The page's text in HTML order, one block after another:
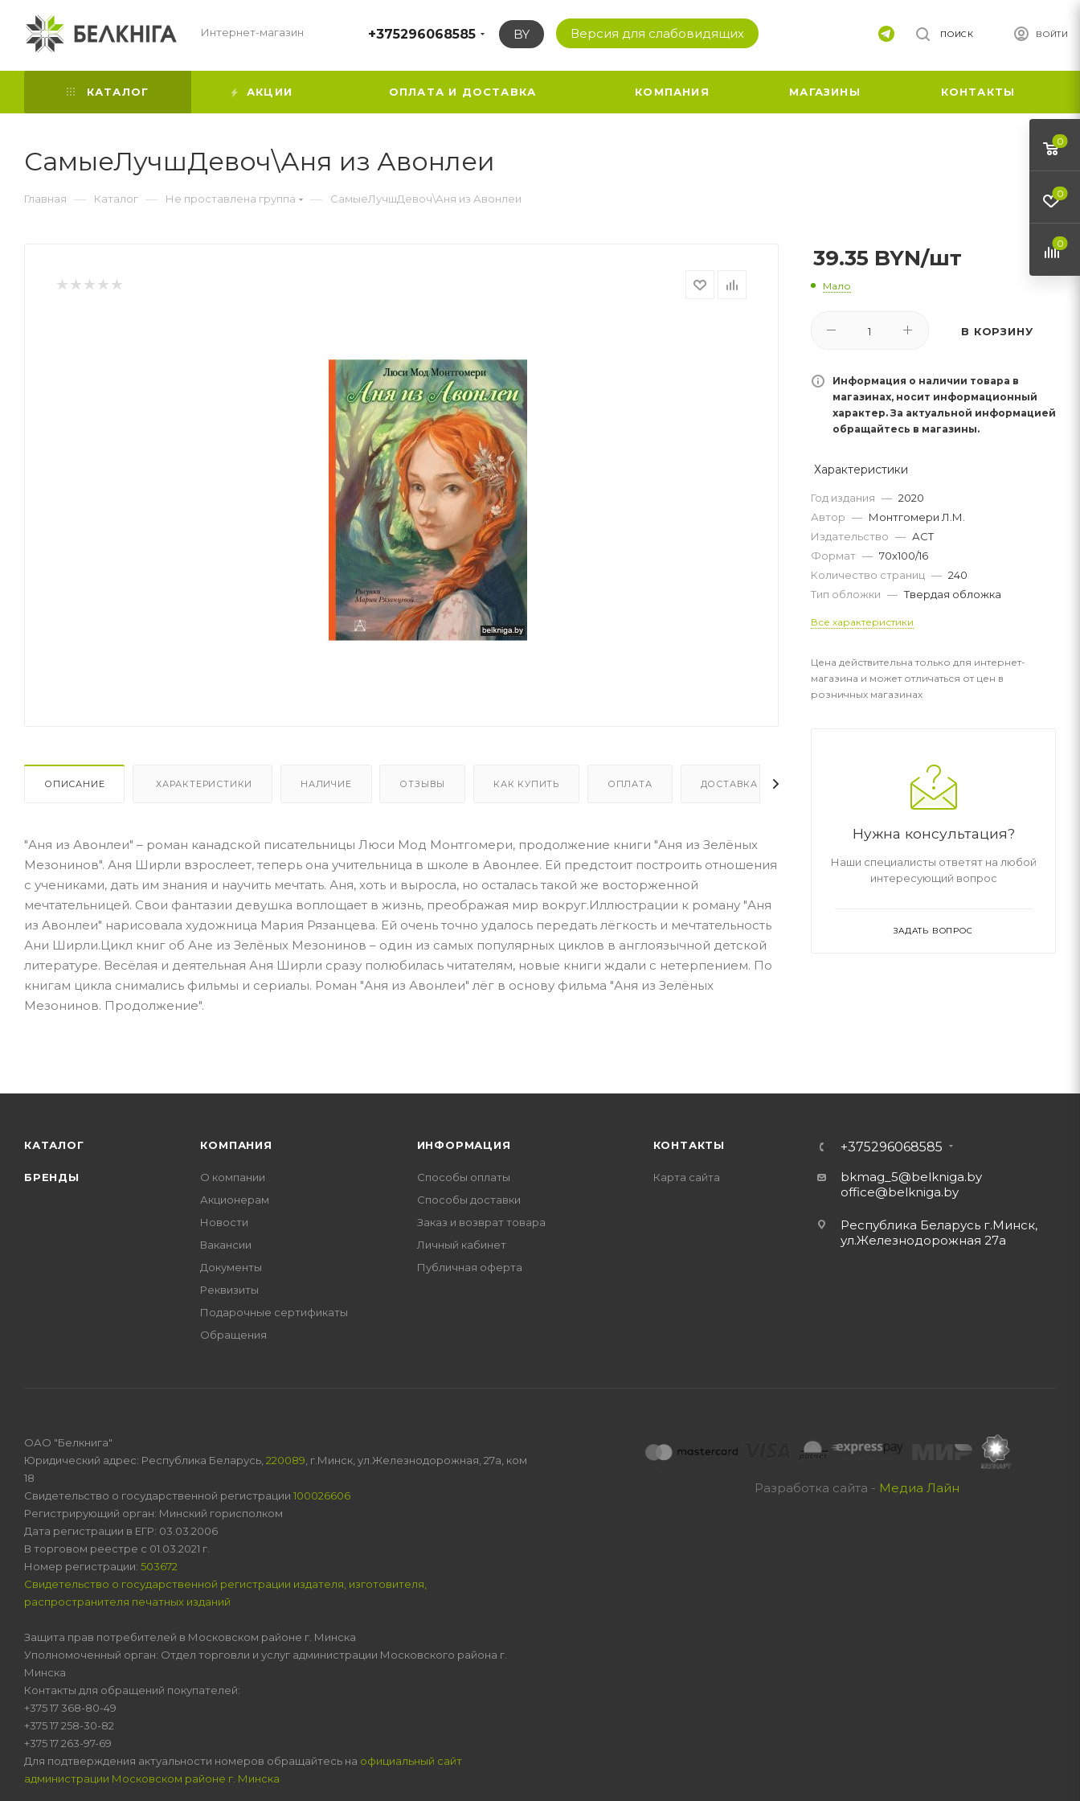
Интернет-магазин +375296068585 BY Версия для слабовидящих ВОЙТИ
ПОИСК
КАТАЛОГ АКЦИИ ОПЛАТА И ДОСТАВКА КОМПАНИЯ МАГАЗИНЫ КОНТАКТЫ
СамыеЛучшДевоч\Аня из Авонлеи
Главная — Каталог — Не проставлена группа — СамыеЛучшДевоч\Аня из Авонлеи
ОПИСАНИЕ ХАРАКТЕРИСТИКИ НАЛИЧИЕ ОТЗЫВЫ КАК КУПИТЬ ОПЛАТА ДОСТАВКА
"Аня из Авонлеи" – роман канадской писательницы Люси Мод Монтгомери, продолжение книги "Аня из Зелёных
Мезонинов". Аня Ширли взрослеет, теперь она учительница в школе в Авонлее. Ей предстоит построить отношения
с учениками, дать им знания и научить мечтать. Аня, хоть и выросла, но осталась такой же восторженной
мечтательницей. Свои фантазии девушка воплощает в жизнь, преображая мир вокруг.Иллюстрации к роману "Аня
из Авонлеи" нарисовала художница Мария Рязанцева. Ей очень точно удалось передать лёгкость и мечтательность
Ани Ширли.Цикл книг об Ане из Зелёных Мезонинов – один из самых популярных циклов в англоязычной детской
литературе. Весёлая и деятельная Аня Ширли сразу полюбилась читателям, новые книги ждали с нетерпением. По
книгам цикла снимались фильмы и сериалы. Роман "Аня из Авонлеи" лёг в основу фильма "Аня из Зелёных
Мезонинов. Продолжение".
39.35 BYN/шт
Мало
В КОРЗИНУ
Информация о наличии товара в
магазинах, носит информационный
характер. За актуальной информацией
обращайтесь в магазины.
Характеристики
Год издания — 2020
Автор — Монтгомери Л.М.
Издательство — АСТ
Формат — 70x100/16
Количество страниц — 240
Тип обложки — Твердая обложка
Все характеристики
Цена действительна только для интернет-
магазина и может отличаться от цен в
розничных магазинах
Нужна консультация?
Наши специалисты ответят на любой
интересующий вопрос
ЗАДАТЬ ВОПРОС
КАТАЛОГ
БРЕНДЫ
КОМПАНИЯ
О компании
Акционерам
Новости
Вакансии
Документы
Реквизиты
Подарочные сертификаты
Обращения
ИНФОРМАЦИЯ
Способы оплаты
Способы доставки
Заказ и возврат товара
Личный кабинет
Публичная оферта
КОНТАКТЫ
Карта сайта
+375296068585
bkmag_5@belkniga.by
office@belkniga.by
Республика Беларусь г.Минск,
ул.Железнодорожная 27а
Разработка сайта - Медиа Лайн
ОАО "Белкнига"
Юридический адрес: Республика Беларусь, 220089 , г.Минск, ул.Железнодорожная, 27а, ком
18
Свидетельство о государственной регистрации 100026606
Регистрирующий орган: Минский горисполком
Дата регистрации в ЕГР: 03.03.2006
В торговом реестре с 01.03.2021 г.
Номер регистрации: 503672
Свидетельство о государственной регистрации издателя, изготовителя,
распространителя печатных изданий
Защита прав потребителей в Московском районе г. Минска
Уполномоченный орган: Отдел торговли и услуг администрации Московского района г.
Минска
Контакты для обращений покупателей:
+375 17 368-80-49
+375 17 258-30-82
+375 17 263-97-69
Для подтверждения актуальности номеров обращайтесь на официальный сайт
администрации Московском районе г. Минска
0
0
0